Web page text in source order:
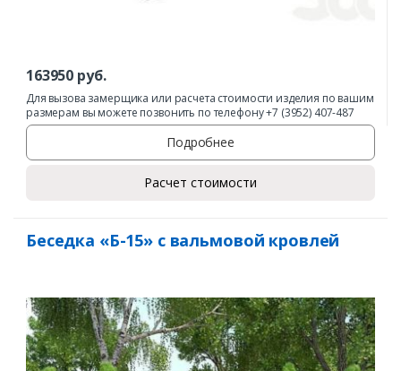
163950 руб.
Для вызова замерщика или расчета стоимости изделия по вашим
размерам вы можете позвонить по телефону +7 (3952) 407-487
Подробнее
Расчет стоимости
Беседка «Б-15» с вальмовой кровлей